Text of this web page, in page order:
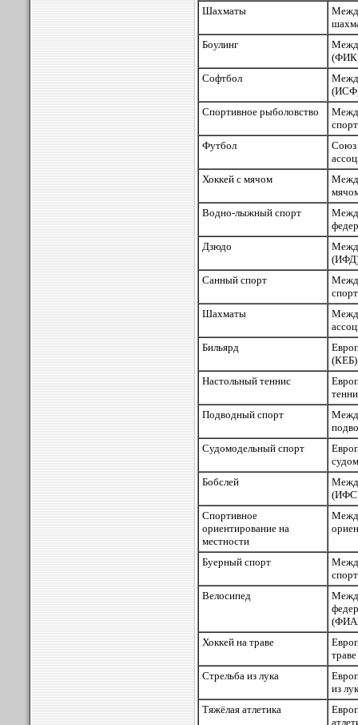
Шахматы
Боулинг
Софтбол
Спортивное рыболовство
Футбол
Хоккей с мячом
Водно-лыжный спорт
Дзюдо
Санный спорт
Шахматы
Бильярд
(КЕБ)
Настольный теннис
Подводный спорт
Судомодельный спорт
Бобслей
Спортивное
ориентирование на
местности
Буерный спорт
Велосипед
Хоккей на траве
Стрельба из лука
из
Тяжёлая атлетика